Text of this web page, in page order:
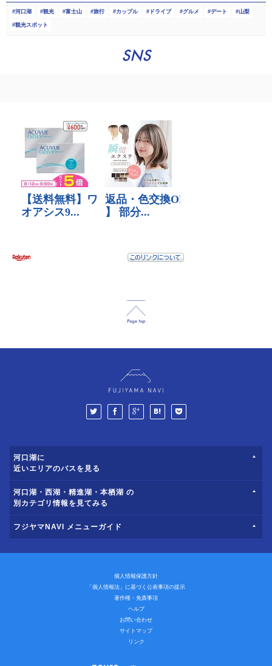
河口湖 観光 富士山 旅行 カップル ドライブ グルメ デート 山梨
観光スポット
SNS
河口湖に
近いエリアのバスを見る
河口湖・西湖・精進湖・本栖湖 の
別カテゴリ情報を見てみる
フジヤマNAVI メニューガイド
個人情報保護方針
「個人情報法」に基づく公表事項の提示
著作権・免責事項
ヘルプ
お問い合わせ
サイトマップ
リンク